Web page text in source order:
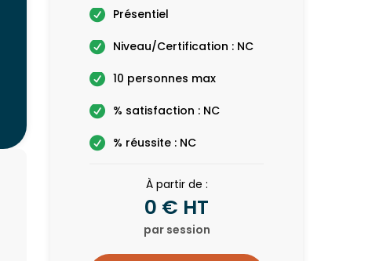
Présentiel
Niveau/Certification : NC
10 personnes max
% satisfaction : NC
% réussite : NC
À partir de :
0 € HT
par session